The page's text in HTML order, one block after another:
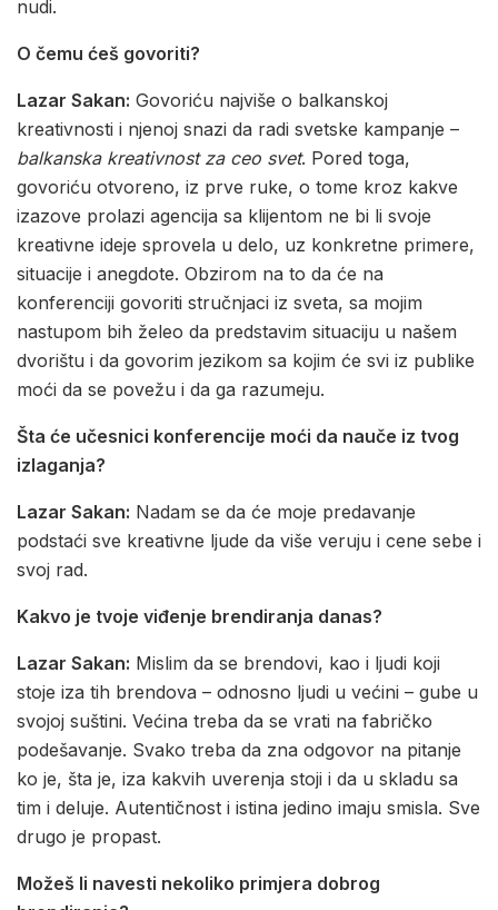
nudi.
O čemu ćeš govoriti?
Lazar Sakan: Govoriću najviše o balkanskoj
kreativnosti i njenoj snazi da radi svetske kampanje –
balkanska kreativnost za ceo svet. Pored toga,
govoriću otvoreno, iz prve ruke, o tome kroz kakve
izazove prolazi agencija sa klijentom ne bi li svoje
kreativne ideje sprovela u delo, uz konkretne primere,
situacije i anegdote. Obzirom na to da će na
konferenciji govoriti stručnjaci iz sveta, sa mojim
nastupom bih želeo da predstavim situaciju u našem
dvorištu i da govorim jezikom sa kojim će svi iz publike
moći da se povežu i da ga razumeju.
Šta će učesnici konferencije moći da nauče iz tvog
izlaganja?
Lazar Sakan: Nadam se da će moje predavanje
podstaći sve kreativne ljude da više veruju i cene sebe i
svoj rad.
Kakvo je tvoje viđenje brendiranja danas?
Lazar Sakan: Mislim da se brendovi, kao i ljudi koji
stoje iza tih brendova – odnosno ljudi u većini – gube u
svojoj suštini. Većina treba da se vrati na fabričko
podešavanje. Svako treba da zna odgovor na pitanje
ko je, šta je, iza kakvih uverenja stoji i da u skladu sa
tim i deluje. Autentičnost i istina jedino imaju smisla. Sve
drugo je propast.
Možeš li navesti nekoliko primjera dobrog